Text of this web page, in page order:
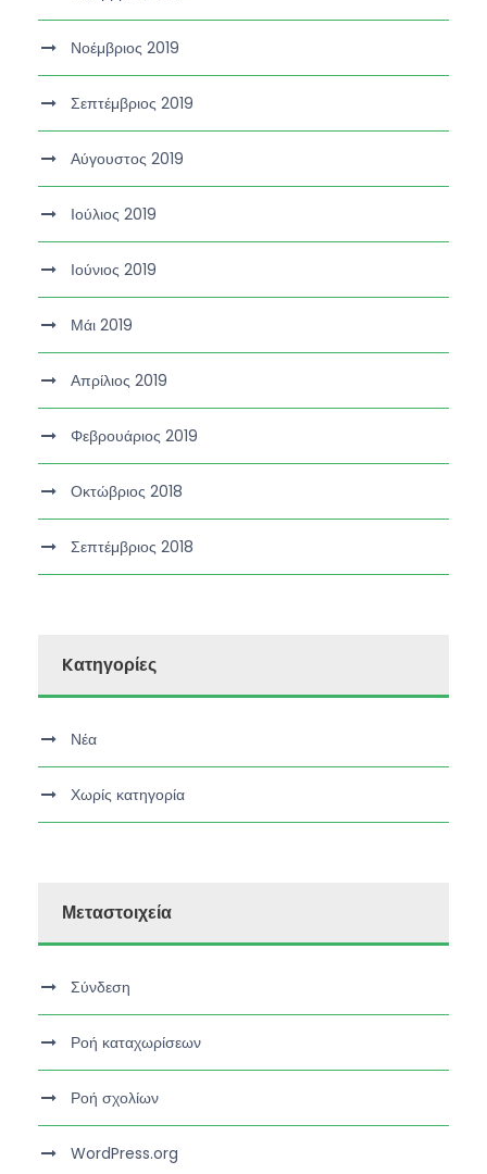
Νοέμβριος 2019
Σεπτέμβριος 2019
Αύγουστος 2019
Ιούλιος 2019
Ιούνιος 2019
Μάι 2019
Απρίλιος 2019
Φεβρουάριος 2019
Οκτώβριος 2018
Σεπτέμβριος 2018
Kατηγορίες
Νέα
Χωρίς κατηγορία
Μεταστοιχεία
Σύνδεση
Ροή καταχωρίσεων
Ροή σχολίων
WordPress.org